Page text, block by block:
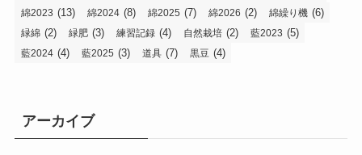
綿2023 (13) 綿2024 (8) 綿2025 (7) 綿2026 (2) 綿繰り機 (6)
緑綿 (2) 緑肥 (3) 練習記録 (4) 自然栽培 (2) 藍2023 (5)
藍2024 (4) 藍2025 (3) 道具 (7) 黒豆 (4)
アーカイブ